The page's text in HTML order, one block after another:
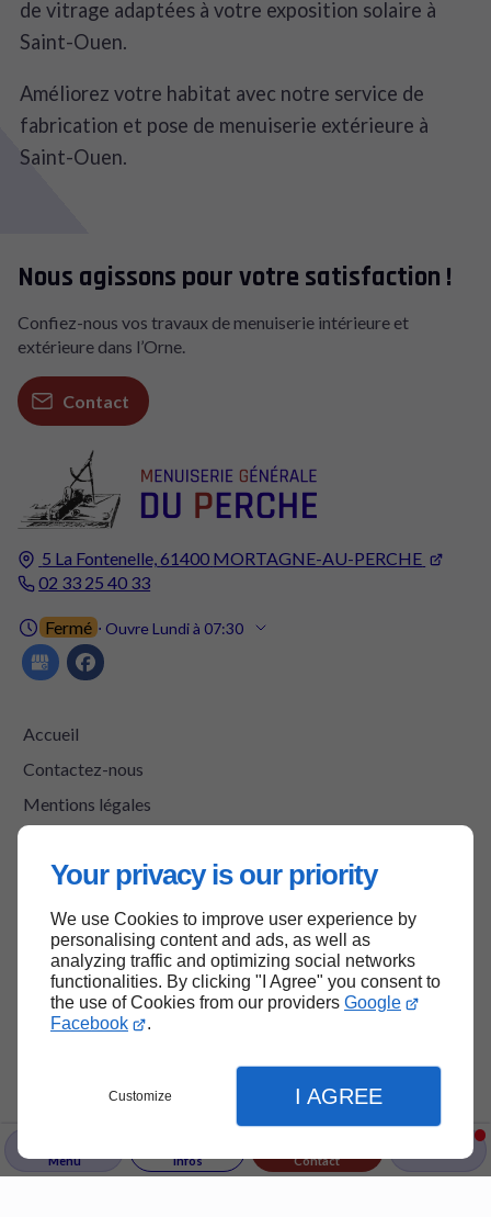
Your privacy is our priority
We use Cookies to improve user experience by
personalising content and ads, as well as
analyzing traffic and optimizing social networks
functionalities. By clicking "I Agree" you consent to
the use of Cookies from our providers Google
Facebook
.
Customize I AGREE
Menu Infos Contact
de vitrage adaptées à votre exposition solaire à
Saint-Ouen.
Améliorez votre habitat avec notre service de
fabrication et pose de menuiserie extérieure à
Saint-Ouen.
5 La Fontenelle, 61400 MORTAGNE-AU-PERCHE
02 33 25 40 33
Fermé ⋅ Ouvre Lundi à 07:30
Accueil
Contactez-nous
Mentions légales
Nous agissons pour votre satisfaction !
Confiez-nous vos travaux de menuiserie intérieure et
extérieure dans l’Orne.
Contact
Haut de page